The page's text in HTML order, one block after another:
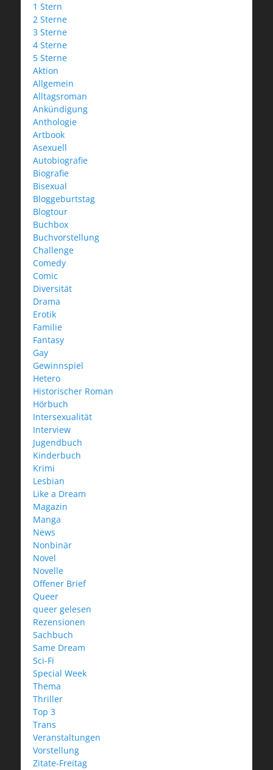
1 Stern
2 Sterne
3 Sterne
4 Sterne
5 Sterne
Aktion
Allgemein
Alltagsroman
Ankündigung
Anthologie
Artbook
Asexuell
Autobiografie
Biografie
Bisexual
Bloggeburtstag
Blogtour
Buchbox
Buchvorstellung
Challenge
Comedy
Comic
Diversität
Drama
Erotik
Familie
Fantasy
Gay
Gewinnspiel
Hetero
Historischer Roman
Hörbuch
Intersexualität
Interview
Jugendbuch
Kinderbuch
Krimi
Lesbian
Like a Dream
Magazin
Manga
News
Nonbinär
Novel
Novelle
Offener Brief
Queer
queer gelesen
Rezensionen
Sachbuch
Same Dream
Sci-Fi
Special Week
Thema
Thriller
Top 3
Trans
Veranstaltungen
Vorstellung
Zitate-Freitag